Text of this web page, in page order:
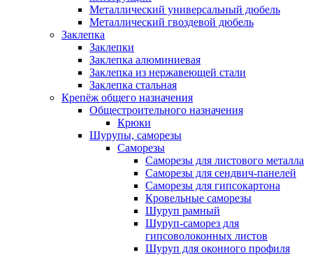
Металлический универсальный дюбель
Металлический гвоздевой дюбель
Заклепка
Заклепки
Заклепка алюминиевая
Заклепка из нержавеющей стали
Заклепка стальная
Крепёж общего назначения
Общестроительного назначения
Крюки
Шурупы, саморезы
Саморезы
Саморезы для листового металла
Саморезы для сендвич-панелей
Саморезы для гипсокартона
Кровельные саморезы
Шуруп рамный
Шуруп-саморез для
гипсоволоконных листов
Шуруп для оконного профиля